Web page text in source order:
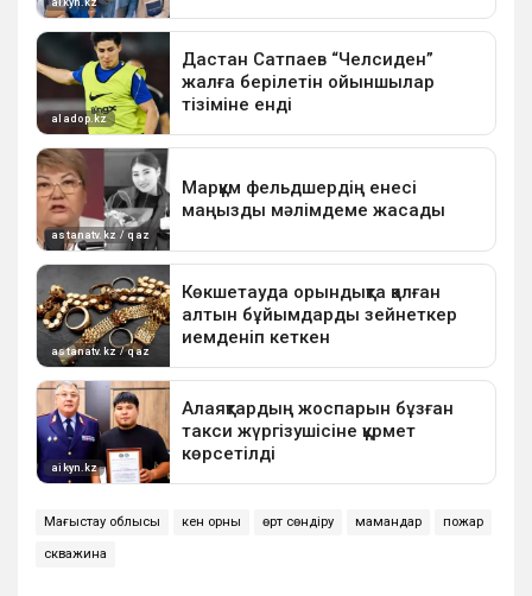
Маңғыстау облысы кен орны өрт сөндіру мамандар пожар
скважина